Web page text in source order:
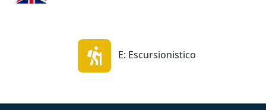
E: Escursionistico